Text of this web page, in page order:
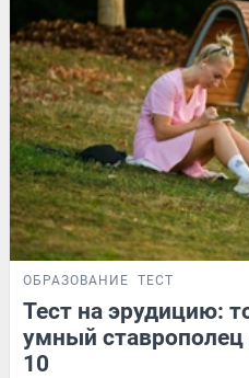
ОБРАЗОВАНИЕ ТЕСТ
Тест на эрудицию:
умный ставрополец
10